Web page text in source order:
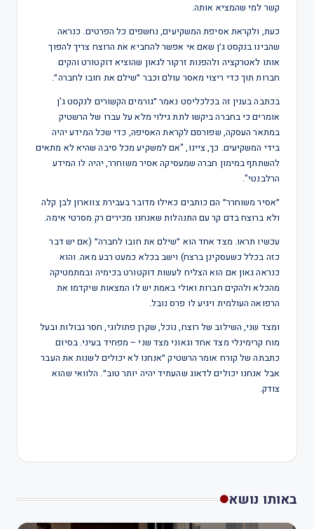
קשר למי שהמציא אותה.
כעת, ולקראת אסיפת המשקיעים, נחשפים כל הפרטים. כנראה
שהבינו בנקסט ג׳ן שאם אי אפשר להחביא את הרוצח צריך להפוך
אותו לאטרקציה ולהפנות זרקור לגאון שהוציא דוקטורט והקים
חברות תוך כדי ריצוי מאסר עולם וכבר ״שילם את חובו לחברה״.
בכתבה בענין זה בכלכליסט נאמר ״גורמים הקשורים לנקסט ג'ן
אומרים כי בחברה ביקשו לתת גילוי מלא על עברו של הרשטיק
במתאר העסקה, שפורסם לקראת האסיפה, כדי שכל המידע יהיה
בידי המשקיעים. כך, ציינו, "אם למשקיע מכל סיבה שהיא לא מתאים
להשתתף במימון חברה שמעסיקה אסיר משוחרר, יהיה לו המידע
הרלבנטי".
״אסיר משוחרר״ הם כותבים כאילו מדובר בעבירת צווארון לבן קלה
ולא ברוצח בדם קר עם התנהלות שאנחנו מכירים רק מסרטי אימה.
עכשיו תראו. מצד אחד הוא ״שילם את חובו לחברה״ (אם יש דבר
כזה בכלל כשעסקינן ברצח) וישב בכלא כמעט רבע מאה. והוא
כנראה גאון אם הוא הצליח לעשות דוקטורט בכימיה ובמתמטיקה
מהכלא ולהקים חברות ואולי באמת יש לו המצאות שיקדמו את
הרפואה העולמית ויגיע לו פרס נובל.
ומצד שני, השילוב של רוצח, נוכל, שקרן פתולוגי, חסר גבולות ובעל
מוח קרימינלי מצד אחד וגאוני מצד שני – מפחיד בעיני. בסיום
כתבתה של קורח אומר הרשטיק ״אנחנו לא יכולים לשנות את העבר
אבל אנחנו יכולים לדאוג שהעתיד יהיה יותר טוב״. הלוואי שהוא
צודק.
באותו נושא